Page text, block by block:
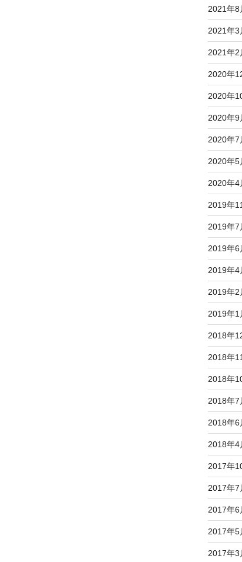
2021年8
2021年3
2021年2
2020年
2020年
2020年9
2020年7
2020年5
2020年4
2019年
2019年7
2019年6
2019年4
2019年2
2019年1
2018年
2018年
2018年
2018年7
2018年6
2018年4
2017年
2017年7
2017年6
2017年5
2017年3